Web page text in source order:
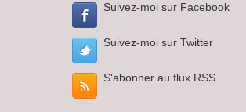
Suivez-moi sur Facebook
Suivez-moi sur Twitter
S'abonner au flux RSS